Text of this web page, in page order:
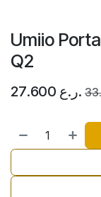
Umiio
Q2
27.600 ر.ع.